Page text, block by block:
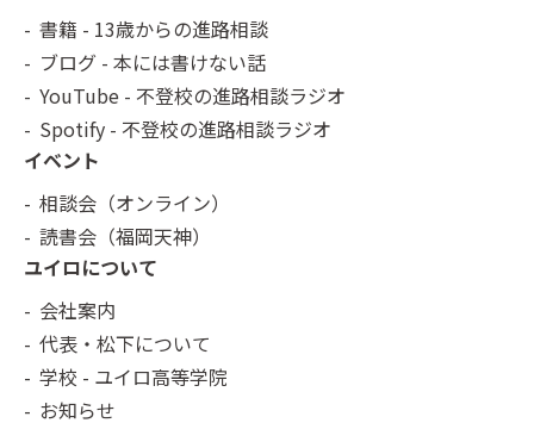
書籍 - 13歳からの進路相談
ブログ - 本には書けない話
YouTube - 不登校の進路相談ラジオ
Spotify - 不登校の進路相談ラジオ
イベント
相談会（オンライン）
読書会（福岡天神）
ユイロについて
会社案内
代表・松下について
学校 - ユイロ高等学院
お知らせ